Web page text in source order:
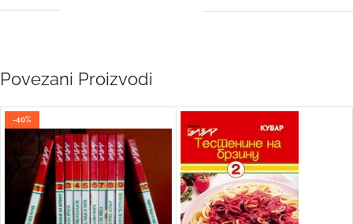
Povezani Proizvodi
-40%